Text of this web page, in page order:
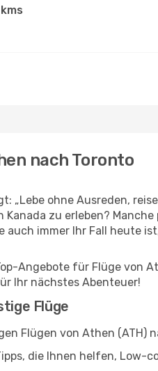
nach Toronto
„Lebe ohne Ausreden,
zu erleben?
auch immer Ihr Fall heute
Angebote für Flüge von
Ihr nächstes Abenteuer!
Flüge
Flügen von Athen (ATH)
die Ihnen helfen, Low-